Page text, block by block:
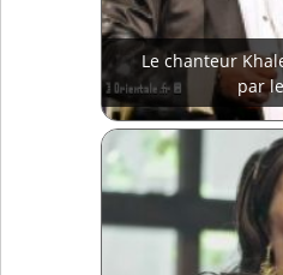
Le chanteur
par